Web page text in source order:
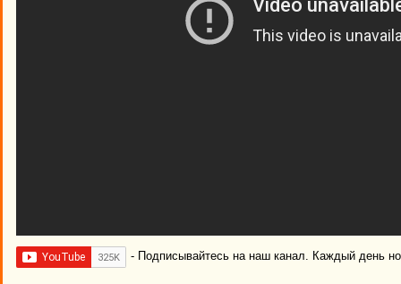
- Подписывайтесь на наш канал. Каждый день